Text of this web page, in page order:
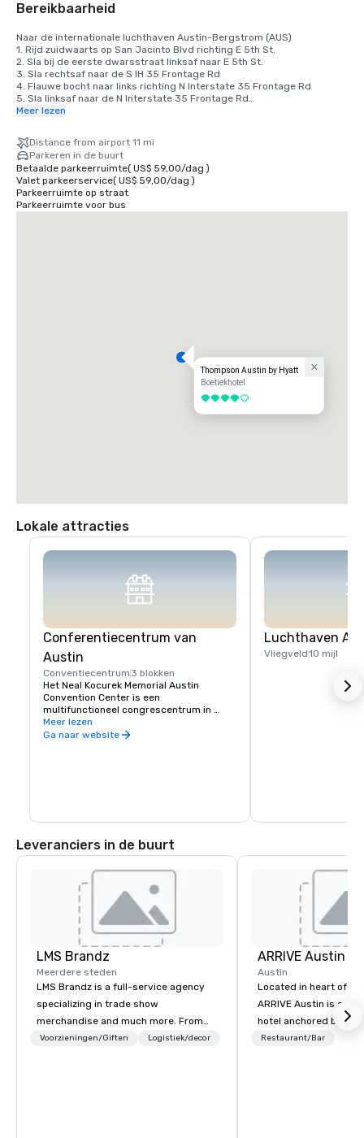
Bereikbaarheid
Naar de internationale luchthaven Austin-Bergstrom (AUS)
1. Rijd zuidwaarts op San Jacinto Blvd richting E 5th St.
2. Sla bij de eerste dwarsstraat linksaf naar E 5th St.
3. Sla rechtsaf naar de S IH 35 Frontage Rd
4. Flauwe bocht naar links richting N Interstate 35 Frontage Rd
5. Sla linksaf naar de N Interstate 35 Frontage Rd
6. Sla na Wendy's rechtsaf (aan de rechterkant)
nemen
8. Voeg in op US-183 S/Ed Bluestein Blvd
9. Neem de oprit aan de linkerkant naar Bastrop Hwy
10. Houd links aan om verder te rijden richting TX-71 E
11. Houd links aan bij de splitsing en voeg in op de TX-71 E
12. Ga naar Spirit of Texas Dr.
Volg de borden naar Austin-Bergstrom International Airport
Meer lezen
Distance from airport 11 mi
Parkeren in de buurt
Betaalde parkeerruimte( US$ 59,00/dag )
Valet parkeerservice( US$ 59,00/dag )
Parkeerruimte op straat
Parkeerruimte voor bus
Thompson Austin by Hyatt
Boetiekhotel
4 van 5
Lokale attracties
Conferentiecentrum van
Austin
Conventiecentrum 3 blokken
Het Neal Kocurek Memorial Austin
Convention Center is een
multifunctioneel congrescentrum in
Austin, Texas.
Meer lezen
Ga naar website
Luchthaven
Vliegveld10 mijl
Leveranciers in de buurt
LMS Brandz
Meerdere steden
LMS Brandz is a full-service agency
specializing in trade show
merchandise and much more. From
booth giveaways and branded apparel
Voorzieningen/Giften Logistiek/decor
ARRIVE Austin
Austin
Located in heart of
ARRIVE Austin is an
hotel anchored by
bars that
Restaurant/Bar